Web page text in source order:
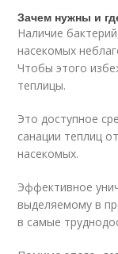
Зачем нужны и
Наличие
насекомых
Чтобы этого
теплицы.
Это доступное
санации теплиц
насекомых.
Эффективное
выделяемому в
в самые